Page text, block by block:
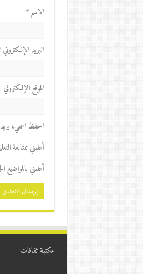
الاسم*
البريد الإلكتروني
الموقع الإلكتروني
احفظ اسمي،
أعلمني بمتابعة
أعلمني بالمواضيع
مكتبة ثقافات